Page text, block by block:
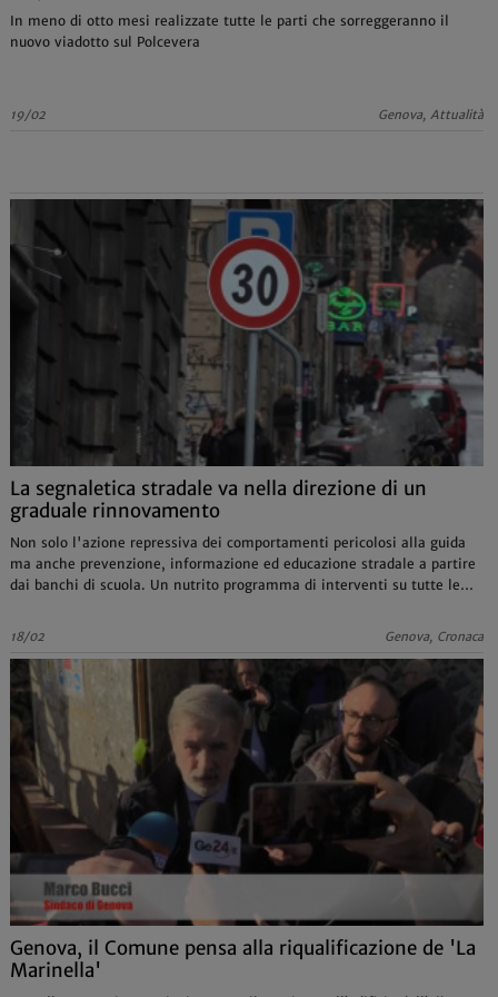
In meno di otto mesi realizzate tutte le parti che sorreggeranno il
nuovo viadotto sul Polcevera
19/02 Genova, Attualità
La segnaletica stradale va nella direzione di un
graduale rinnovamento
Non solo l'azione repressiva dei comportamenti pericolosi alla guida
ma anche prevenzione, informazione ed educazione stradale a partire
dai banchi di scuola. Un nutrito programma di interventi su tutte le
18/02 Genova, Cronaca
Genova, il Comune pensa alla riqualificazione de 'La
Marinella'